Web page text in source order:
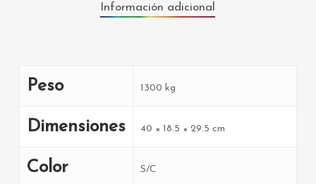
Información adicional
Peso 1300 kg
Dimensiones 40 × 18.5 × 29.5 cm
Color S/C